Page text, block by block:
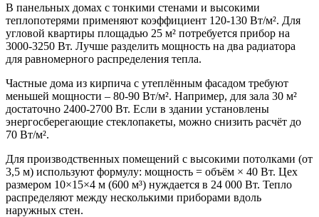
В панельных домах с тонкими стенами и высокими
теплопотерями применяют коэффициент 120-130 Вт/м². Для
угловой квартиры площадью 25 м² потребуется прибор на
3000-3250 Вт. Лучше разделить мощность на два радиатора
для равномерного распределения тепла.
Частные дома из кирпича с утеплённым фасадом требуют
меньшей мощности – 80-90 Вт/м². Например, для зала 30 м²
достаточно 2400-2700 Вт. Если в здании установлены
энергосберегающие стеклопакеты, можно снизить расчёт до
70 Вт/м².
Для производственных помещений с высокими потолками (от
3,5 м) используют формулу: мощность = объём × 40 Вт. Цех
размером 10×15×4 м (600 м³) нуждается в 24 000 Вт. Тепло
распределяют между несколькими приборами вдоль
наружных стен.